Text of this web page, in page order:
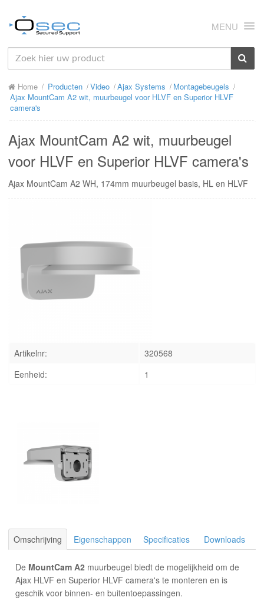
MENU
HOME
OVER ONS
PRODUCTEN
SUPPORT
RMA
CONTACT
INLOGGEN
Home Producten Video Ajax Systems
Montagebeugels
Ajax MountCam A2 wit, muurbeugel voor HLVF en Superior HLVF
camera's
Ajax MountCam A2 wit, muurbeugel
voor HLVF en Superior HLVF camera's
Ajax MountCam A2 WH, 174mm muurbeugel basis, HL en HLVF
Artikelnr:
320568
Eenheid:
1
Omschrijving Eigenschappen Specificaties Downloads
De MountCam A2 muurbeugel biedt de mogelijkheid om de
Ajax HLVF en Superior HLVF camera's te monteren en is
geschik voor binnen- en buitentoepassingen.